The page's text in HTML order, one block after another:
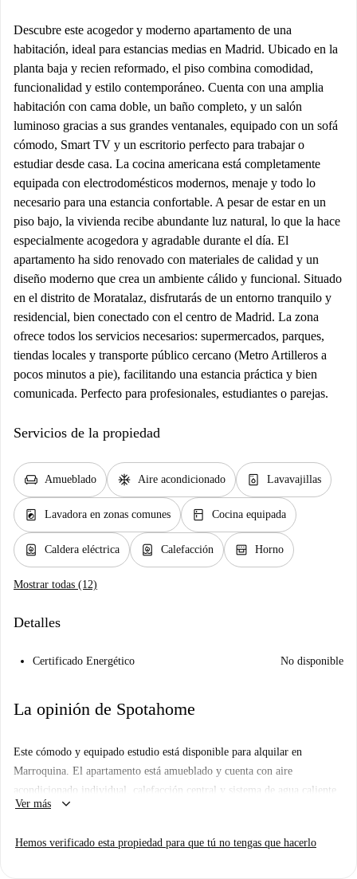
Descubre este acogedor y moderno apartamento de una
habitación, ideal para estancias medias en Madrid. Ubicado en la
planta baja y recien reformado, el piso combina comodidad,
funcionalidad y estilo contemporáneo. Cuenta con una amplia
habitación con cama doble, un baño completo, y un salón
luminoso gracias a sus grandes ventanales, equipado con un sofá
cómodo, Smart TV y un escritorio perfecto para trabajar o
estudiar desde casa. La cocina americana está completamente
equipada con electrodomésticos modernos, menaje y todo lo
necesario para una estancia confortable. A pesar de estar en un
piso bajo, la vivienda recibe abundante luz natural, lo que la hace
especialmente acogedora y agradable durante el día. El
apartamento ha sido renovado con materiales de calidad y un
diseño moderno que crea un ambiente cálido y funcional. Situado
en el distrito de Moratalaz, disfrutarás de un entorno tranquilo y
residencial, bien conectado con el centro de Madrid. La zona
ofrece todos los servicios necesarios: supermercados, parques,
tiendas locales y transporte público cercano (Metro Artilleros a
pocos minutos a pie), facilitando una estancia práctica y bien
comunicada. Perfecto para profesionales, estudiantes o parejas.
Servicios de la propiedad
chair Amueblado ac_unit Aire acondicionado dishwasher_gen Lavavajillas
local_laundry_service Lavadora en zonas comunes kitchen Cocina equipada
water_heater Caldera eléctrica water_heater Calefacción oven_gen Horno
Mostrar todas (12)
Detalles
Certificado Energético No disponible
La opinión de Spotahome
Este cómodo y equipado estudio está disponible para alquilar en
Marroquina. El apartamento está amueblado y cuenta con aire
acondicionado individual, calefacción central y sistema de agua caliente
eléctrica. Incluye cocina equipada con lavavajillas, horno y secadora.
incluido). No se permite fumar ni se admiten mascotas. Spotahome ha
Ver más keyboard_arrow_down
Hemos verificado esta propiedad para que tú no tengas que hacerlo